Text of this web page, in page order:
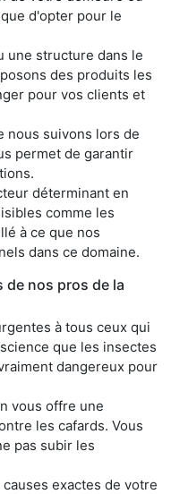
d'opter pour le
une structure dans le
des produits les
pour vos clients et
nous suivons lors de
permet de garantir
déterminant en
comme les
à ce que nos
dans ce domaine.
de nos pros de la
à tous ceux qui
que les insectes
dangereux pour
vous offre une
les cafards. Vous
pas subir les
exactes de votre